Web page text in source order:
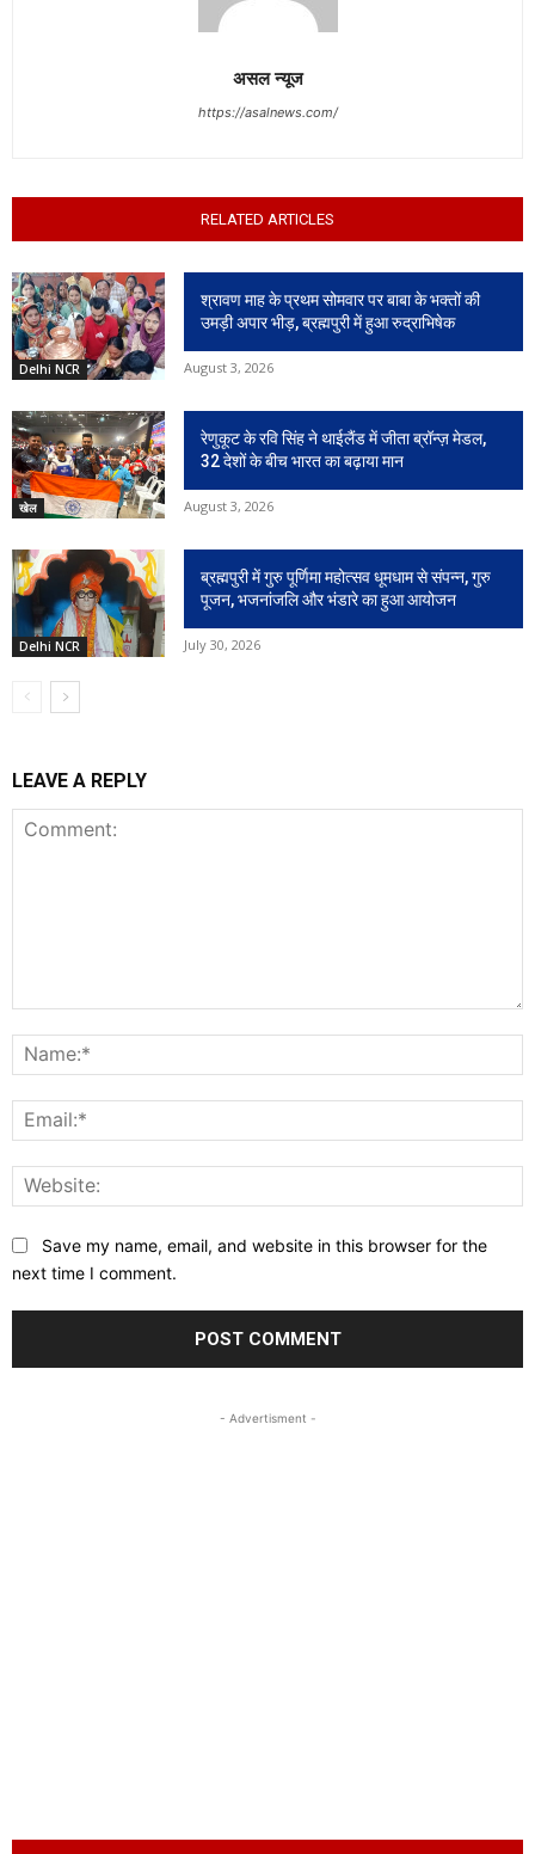
असल न्यूज
https://asalnews.com/
RELATED ARTICLES
Delhi NCR
श्रावण माह के प्रथम सोमवार पर बाबा के भक्तों की
उमड़ी अपार भीड़, ब्रह्मपुरी में हुआ रुद्राभिषेक
August 3, 2026
खेल
रेणुकूट के रवि सिंह ने थाईलैंड में जीता ब्रॉन्ज़ मेडल,
32 देशों के बीच भारत का बढ़ाया मान
August 3, 2026
Delhi NCR
ब्रह्मपुरी में गुरु पूर्णिमा महोत्सव धूमधाम से संपन्न, गुरु
पूजन, भजनांजलि और भंडारे का हुआ आयोजन
July 30, 2026
LEAVE A REPLY
Save my name, email, and website in this browser for the
next time I comment.
- Advertisment -